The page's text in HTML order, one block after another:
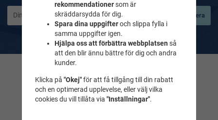
Prenumerera
De uppgifter du matar in kommer endast användas till våra nyhetsbrev.
Kontakta oss
Frågor & svar
rekommendationersom är
skräddarsydda för dig.
Spara dina uppgifteroch slippa fylla i
samma uppgifter igen.
Hjälpa oss att förbättra webbplatsen så
att den blir ännu bättre för dig och andra
kunder.
Klicka på "Okej"för att få tillgång till din rabatt
och en optimerad upplevelse, eller välj vilka
cookies du vill tillåta via "Inställningar".